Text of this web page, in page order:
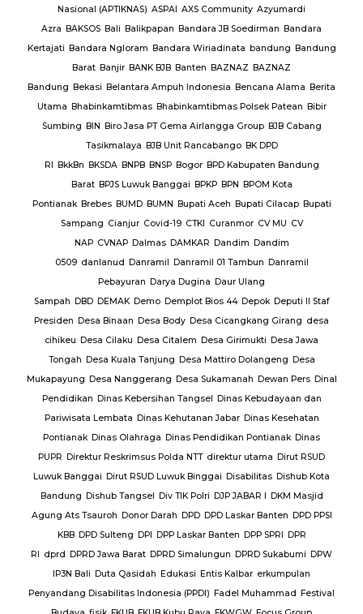
Nasional (APTIKNAS) ASPAI AXS Community Azyumardi
Azra BAKSOS Bali Balikpapan Bandara JB Soedirman Bandara
Kertajati Bandara Ngloram Bandara Wiriadinata bandung Bandung
Barat Banjir BANK BJB Banten BAZNAZ BAZNAZ
Bandung Bekasi Belantara Ampuh Indonesia Bencana Alama Berita
Utama Bhabinkamtibmas Bhabinkamtibmas Polsek Patean Bibir
Sumbing BIN Biro Jasa PT Gema Airlangga Group BJB Cabang
Tasikmalaya BJB Unit Rancabango BK DPD
RI BkkBn BKSDA BNPB BNSP Bogor BPD Kabupaten Bandung
Barat BPJS Luwuk Banggai BPKP BPN BPOM Kota
Pontianak Brebes BUMD BUMN Bupati Aceh Bupati Cilacap Bupati
Sampang Cianjur Covid-19 CTKI Curanmor CV MU CV
NAP CVNAP Dalmas DAMKAR Dandim Dandim
0509 danlanud Danramil Danramil 01 Tambun Danramil
Pebayuran Darya Dugina Daur Ulang
Sampah DBD DEMAK Demo Demplot Bios 44 Depok Deputi II Staf
Presiden Desa Binaan Desa Body Desa Cicangkang Girang desa
cihikeu Desa Cilaku Desa Citalem Desa Girimukti Desa Jawa
Tongah Desa Kuala Tanjung Desa Mattiro Dolangeng Desa
Mukapayung Desa Nanggerang Desa Sukamanah Dewan Pers Dinal
Pendidikan Dinas Kebersihan Tangsel Dinas Kebudayaan dan
Pariwisata Lembata Dinas Kehutanan Jabar Dinas Kesehatan
Pontianak Dinas Olahraga Dinas Pendidikan Pontianak Dinas
PUPR Direktur Reskrimsus Polda NTT direktur utama Dirut RSUD
Luwuk Banggai Dirut RSUD Luwuk Binggai Disabilitas Dishub Kota
Bandung Dishub Tangsel Div TIK Polri DJP JABAR I DKM Masjid
Agung Ats Tsauroh Donor Darah DPD DPD Laskar Banten DPD PPSI
KBB DPD Sulteng DPI DPP Laskar Banten DPP SPRI DPR
RI dprd DPRD Jawa Barat DPRD Simalungun DPRD Sukabumi DPW
IP3N Bali Duta Qasidah Edukasi Entis Kalbar erkumpulan
Penyandang Disabilitas Indonesia (PPDI) Fadel Muhammad Festival